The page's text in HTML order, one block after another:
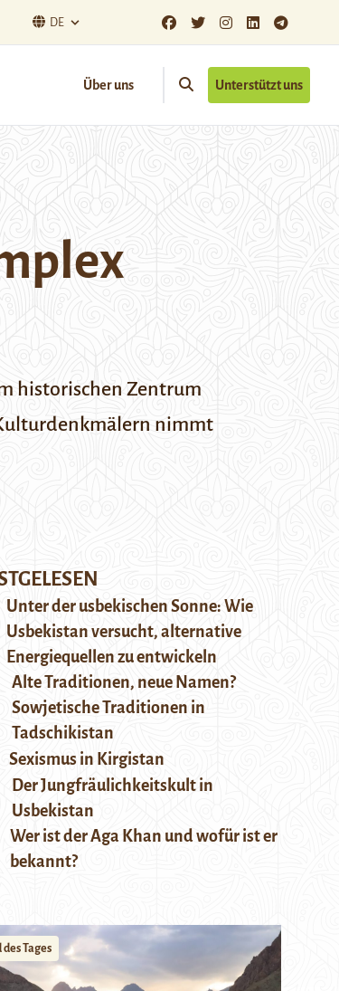
DE
Über uns Unterstützt uns
historischen Zentrum
nimmt
Unter der usbekischen Sonne: Wie
Usbekistan versucht, alternative
Energiequellen zu entwickeln
Alte Traditionen, neue Namen?
Sowjetische Traditionen in
Tadschikistan
Sexismus in Kirgistan
Der Jungfräulichkeitskult in
Usbekistan
Wer ist der Aga Khan und wofür ist er
bekannt?
des Tages